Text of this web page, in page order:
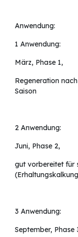
Anwendung:
1 Anwendung:
März, Phase 1,
Regeneration
Saison
2 Anwendung:
Juni, Phase 2,
gut vorbereitet für
3 Anwendung:
September, Phase